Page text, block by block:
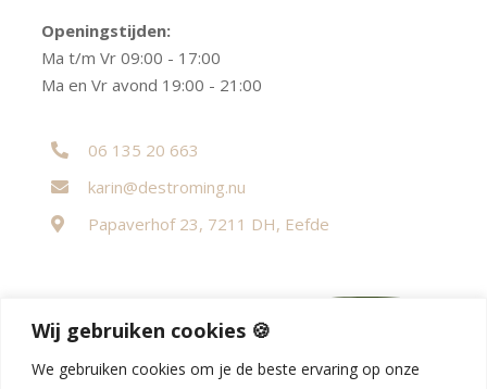
Wij gebruiken cookies 🍪
We gebruiken cookies om je de beste ervaring op onze
Openingstijden:
Ma t/m Vr 09:00 - 17:00
Ma en Vr avond 19:00 - 21:00
 06 135 20 663
 karin@destroming.nu
 Papaverhof 23, 7211 DH, Eefde
privacy policy